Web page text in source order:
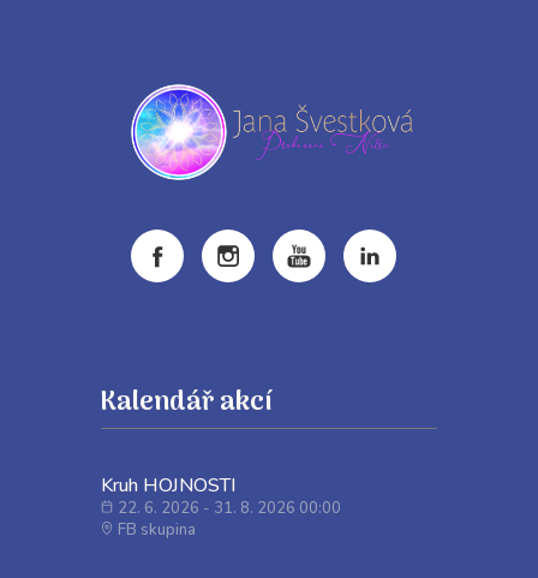
Kalendář akcí
Kruh HOJNOSTI
22. 6. 2026 - 31. 8. 2026 00:00
FB skupina